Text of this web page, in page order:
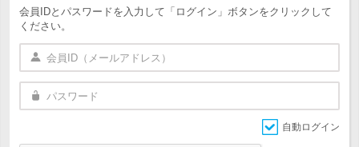
会員IDとパスワードを入力して「ログイン」ボタンをクリックして
ください。
自動ログイン